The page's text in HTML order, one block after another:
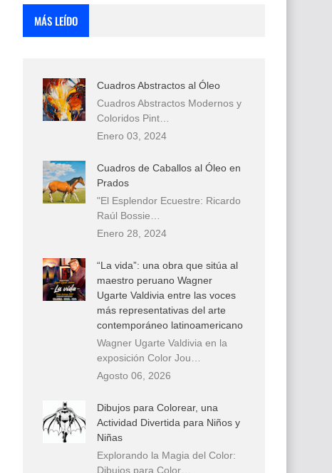
MÁS LEÍDO
Cuadros Abstractos al Óleo
Cuadros Abstractos Modernos y
Coloridos Pint…
Enero 03, 2024
Cuadros de Caballos al Óleo en
Prados
"El Esplendor Ecuestre: Ricardo
Raúl Bossie…
Enero 28, 2024
“La vida”: una obra que sitúa al
maestro peruano Wagner
Ugarte Valdivia entre las voces
más representativas del arte
contemporáneo latinoamericano
Wagner Ugarte Valdivia en la
exposición Color Jou…
Agosto 06, 2026
Dibujos para Colorear, una
Actividad Divertida para Niños y
Niñas
Explorando la Magia del Color:
Dibujos para Color…